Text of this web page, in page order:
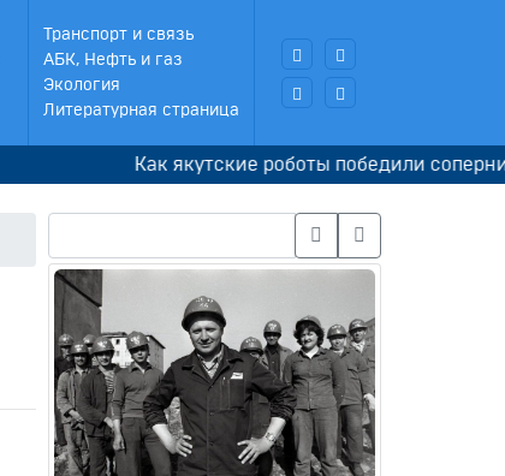
Транспорт и связь
АБК, Нефть и газ
Экология
Литературная страница
Как якутские роботы победили соперников в